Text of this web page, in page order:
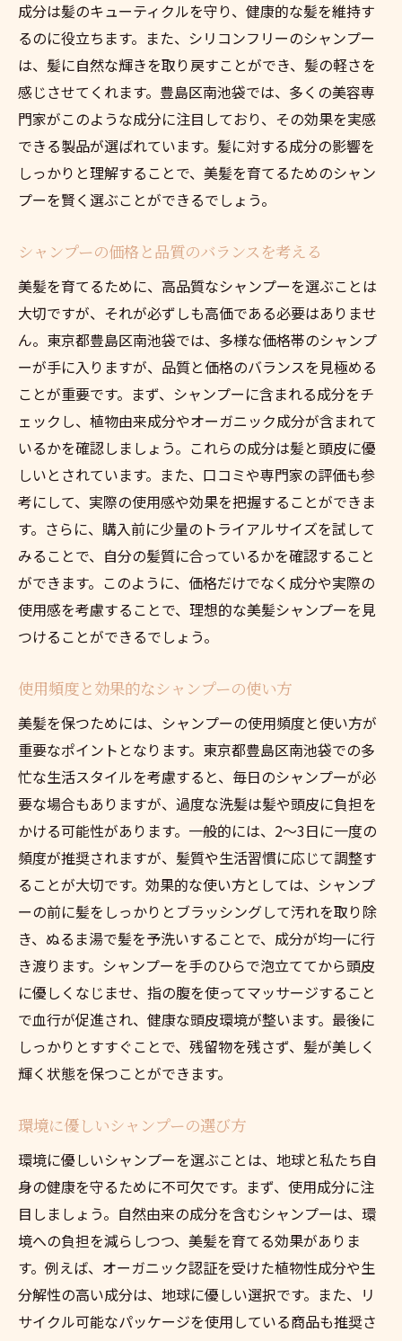
れる方法
敏感肌向けシャンプーの選び方
頭皮マッサージとシャンプーの併用法
季節に応じた頭皮ケアの工夫
頭皮トラブルを防ぐための注意点
頭皮環境を整える成分とは
頭皮に優しい洗髪習慣の見直し
プロが選ぶベストシャンプーの紹介
地域の隠れた名品シャンプー
専門家が評価する成分とその効果
地元での人気シャンプーランキング
プロが勧めるシャンプーの使い方
購入前に試したいサンプル提供店
美髪を育むシャンプーの選び方と注意点
成分選びの基本と注意点
髪への負担を減らすシャンプーの選び方
流行に流されない選び方のコツ
自分に合ったシャンプーを見つけるテクニ
ック
アレルギー対策としてのシャンプー選び
生活に彩りを与える美髪シャンプーの選び方
香りから選ぶ、心を癒すシャンプー
リラックスタイムにぴったりのシャンプー
生活スタイルに合ったシャンプー選び
日常のストレスを軽減するヘアケア法
お風呂時間を充実させるシャンプーとは
新しい習慣としてのヘアケア取り入れ方
成分は髪のキューティクルを守り、健康的な髪を維持す
るのに役立ちます。また、シリコンフリーのシャンプー
は、髪に自然な輝きを取り戻すことができ、髪の軽さを
感じさせてくれます。豊島区南池袋では、多くの美容専
門家がこのような成分に注目しており、その効果を実感
できる製品が選ばれています。髪に対する成分の影響を
しっかりと理解することで、美髪を育てるためのシャン
プーを賢く選ぶことができるでしょう。
シャンプーの価格と品質のバランスを考える
美髪を育てるために、高品質なシャンプーを選ぶことは
大切ですが、それが必ずしも高価である必要はありませ
ん。東京都豊島区南池袋では、多様な価格帯のシャンプ
ーが手に入りますが、品質と価格のバランスを見極める
ことが重要です。まず、シャンプーに含まれる成分をチ
ェックし、植物由来成分やオーガニック成分が含まれて
いるかを確認しましょう。これらの成分は髪と頭皮に優
しいとされています。また、口コミや専門家の評価も参
考にして、実際の使用感や効果を把握することができま
す。さらに、購入前に少量のトライアルサイズを試して
みることで、自分の髪質に合っているかを確認すること
ができます。このように、価格だけでなく成分や実際の
使用感を考慮することで、理想的な美髪シャンプーを見
つけることができるでしょう。
使用頻度と効果的なシャンプーの使い方
美髪を保つためには、シャンプーの使用頻度と使い方が
重要なポイントとなります。東京都豊島区南池袋での多
忙な生活スタイルを考慮すると、毎日のシャンプーが必
要な場合もありますが、過度な洗髪は髪や頭皮に負担を
かける可能性があります。一般的には、2～3日に一度の
頻度が推奨されますが、髪質や生活習慣に応じて調整す
ることが大切です。効果的な使い方としては、シャンプ
ーの前に髪をしっかりとブラッシングして汚れを取り除
き、ぬるま湯で髪を予洗いすることで、成分が均一に行
き渡ります。シャンプーを手のひらで泡立ててから頭皮
に優しくなじませ、指の腹を使ってマッサージすること
で血行が促進され、健康な頭皮環境が整います。最後に
しっかりとすすぐことで、残留物を残さず、髪が美しく
輝く状態を保つことができます。
環境に優しいシャンプーの選び方
環境に優しいシャンプーを選ぶことは、地球と私たち自
身の健康を守るために不可欠です。まず、使用成分に注
目しましょう。自然由来の成分を含むシャンプーは、環
境への負担を減らしつつ、美髪を育てる効果がありま
す。例えば、オーガニック認証を受けた植物性成分や生
分解性の高い成分は、地球に優しい選択です。また、リ
サイクル可能なパッケージを使用している商品も推奨さ